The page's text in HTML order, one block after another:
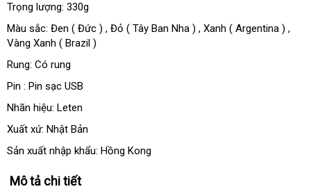
Trọng lượng: 330g
Màu sắc: Đen ( Đức ) Hàn
, Đỏ ( Tây Ban Nha ) rẻ
, Xanh ( Argentina ) siêu
,
Vàng Xanh ( Brazil )
Rung: Có rung
Pin : Pin sạc USB
Nhãn hiệu: Leten
Xuất xứ: Nhật Bản
Sản xuất nhập khẩu: Hồng Kong
Mô tả chi tiết